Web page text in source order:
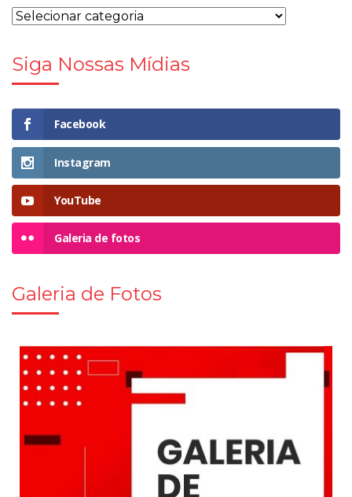
Siga Nossas Mídias
Facebook
Instagram
YouTube
Galeria de fotos
Galeria de Fotos